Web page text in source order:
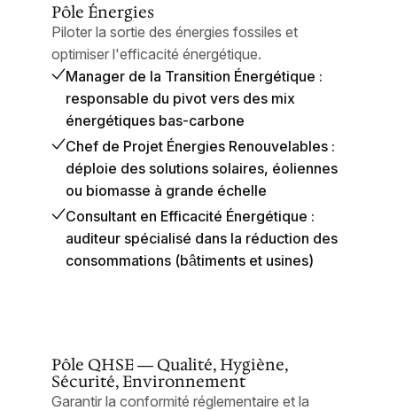
Pôle Énergies
Piloter la sortie des énergies fossiles et
optimiser l'efficacité énergétique.
Manager de la Transition Énergétique :
responsable du pivot vers des mix
énergétiques bas-carbone
Chef de Projet Énergies Renouvelables :
déploie des solutions solaires, éoliennes
ou biomasse à grande échelle
Consultant en Efficacité Énergétique :
auditeur spécialisé dans la réduction des
consommations (bâtiments et usines)
Pôle QHSE — Qualité, Hygiène,
Sécurité, Environnement
Garantir la conformité réglementaire et la